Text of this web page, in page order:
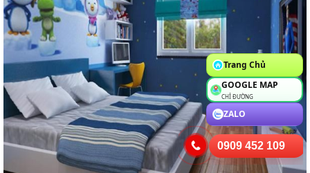
Trang Chủ
GOOGLE MAP
CHỈ ĐƯỜNG
ZALO
0909 452 109